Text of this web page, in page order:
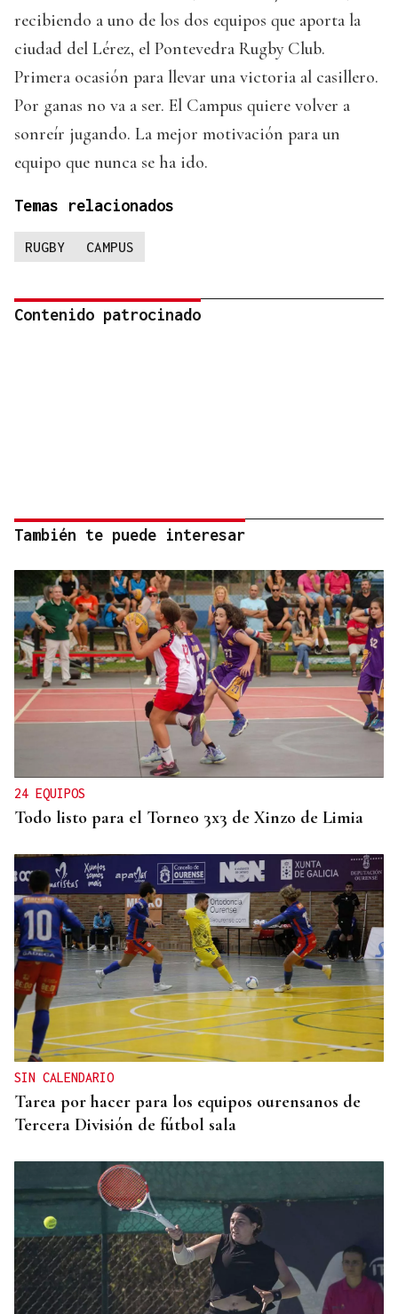
recibiendo a uno de los dos equipos que aporta la
ciudad del Lérez, el Pontevedra Rugby Club.
Primera ocasión para llevar una victoria al casillero.
Por ganas no va a ser. El Campus quiere volver a
sonreír jugando. La mejor motivación para un
equipo que nunca se ha ido.
Temas relacionados
RUGBY CAMPUS
Contenido patrocinado
También te puede interesar
24 EQUIPOS
Todo listo para el Torneo 3x3 de Xinzo de Limia
SIN CALENDARIO
Tarea por hacer para los equipos ourensanos de
Tercera División de fútbol sala